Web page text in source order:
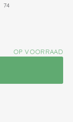
74
OP VOORRAAD